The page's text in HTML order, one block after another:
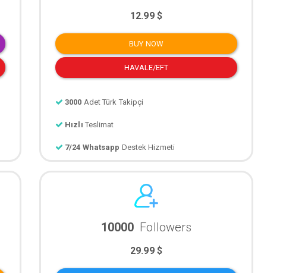
12.99 $
BUY NOW
HAVALE/EFT
3000 Adet Türk Takipçi
Hızlı Teslimat
7/24 Whatsapp Destek Hizmeti
10000 Followers
29.99 $